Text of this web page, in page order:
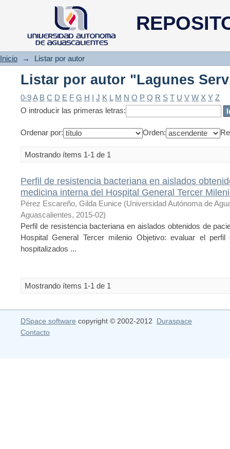
Listar por autor "Lagunes
Inicio → Listar por autor
Listar por autor "Lagunes
0-9A B C D E F G H I J K L M N O P Q R S T U V W X Y Z
O introducir las primeras letras:
Ordenar por: Orden:
Mostrando ítems 1-1 de 1
Perfil de resistencia bacteriana en aislados
medicina interna del Hospital General Tercer
Pérez Escareño, Gilda Eunice (Universidad Autónoma de
Aguascalientes, 2015-02)
Perfil de resistencia bacteriana en aislados obtenidos de
Hospital General Tercer milenio Objetivo: evaluar el
hospitalizados ...
Mostrando ítems 1-1 de 1
DSpace software copyright © 2002-2012 Duraspace
Contacto